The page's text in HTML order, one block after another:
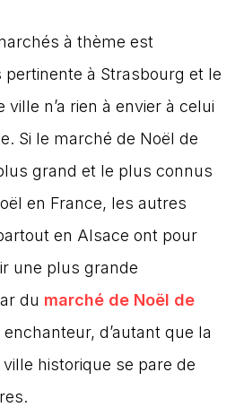
à thème est
pertinente à Strasbourg et le
n’a rien à envier à celui
Si le marché de Noël de
grand et le plus connus
en France, les autres
en Alsace ont pour
une plus grande
du marché de Noël de
enchanteur, d’autant que la
historique se pare de